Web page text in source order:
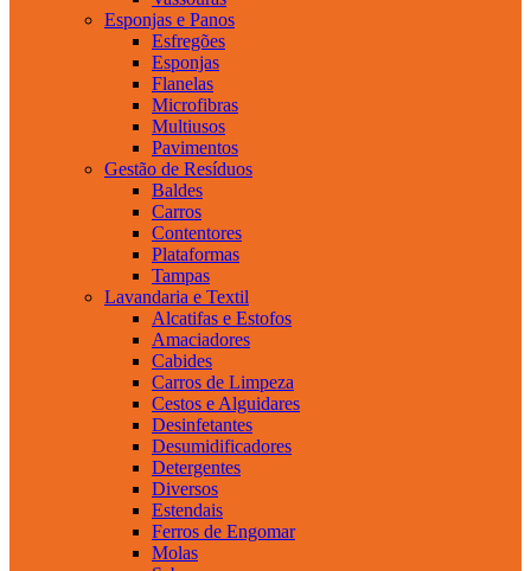
Esponjas e Panos
Esfregões
Esponjas
Flanelas
Microfibras
Multiusos
Pavimentos
Gestão de Resíduos
Baldes
Carros
Contentores
Plataformas
Tampas
Lavandaria e Textil
Alcatifas e Estofos
Amaciadores
Cabides
Carros de Limpeza
Cestos e Alguidares
Desinfetantes
Desumidificadores
Detergentes
Diversos
Estendais
Ferros de Engomar
Molas